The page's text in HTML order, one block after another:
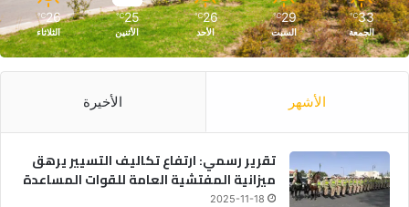
33
℃
الجمعة
29
℃
السبت
26
℃
الأحد
25
℃
الأثنين
26
℃
الثلاثاء
الأشهر الأخيرة
تقرير رسمي: ارتفاع تكاليف التسيير يرهق
ميزانية المفتشية العامة للقوات المساعدة
2025-11-18